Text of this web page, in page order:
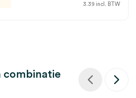
3.39 incl. BTW
combinatie